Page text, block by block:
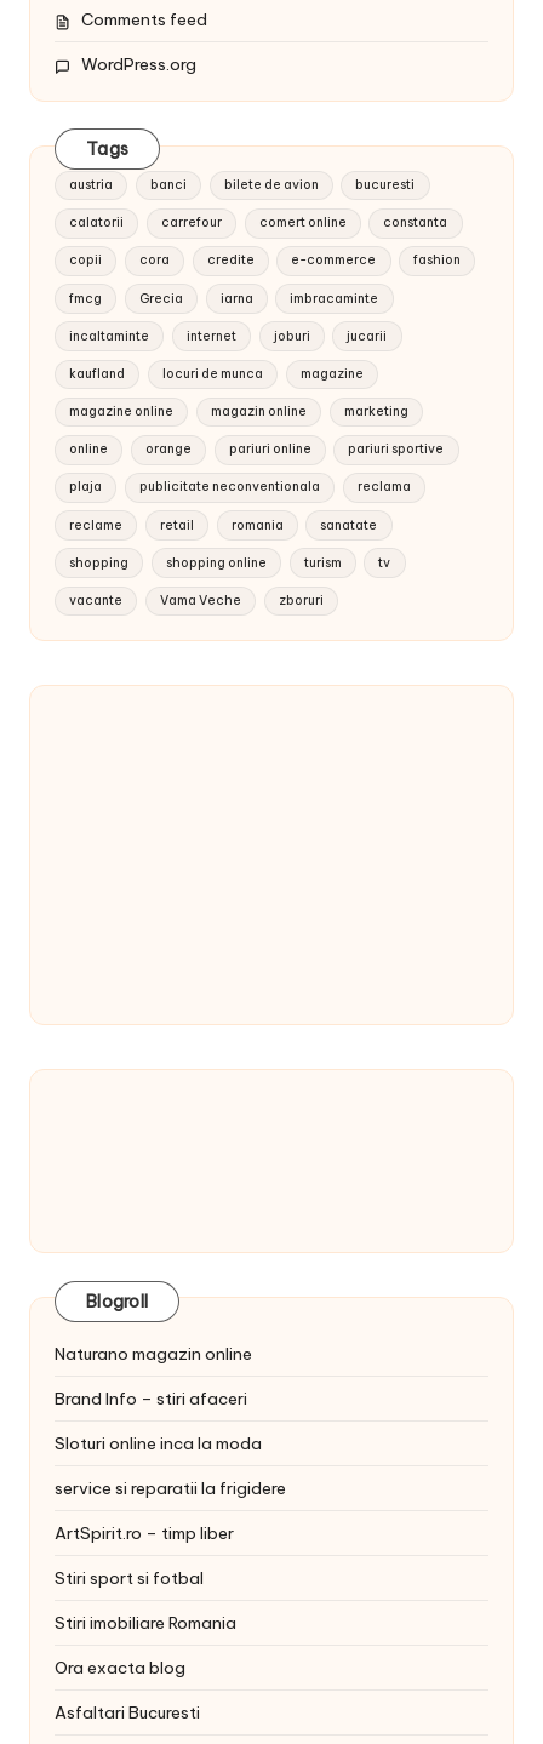
Comments feed
WordPress.org
Tags
austria banci bilete de avion bucuresti
calatorii carrefour comert online constanta
copii cora credite e-commerce fashion
fmcg Grecia iarna imbracaminte
incaltaminte internet joburi jucarii
kaufland locuri de munca magazine
magazine online magazin online marketing
online orange pariuri online pariuri sportive
plaja publicitate neconventionala reclama
reclame retail romania sanatate
shopping shopping online turism tv
vacante Vama Veche zboruri
Blogroll
Naturano magazin online
Brand Info – stiri afaceri
Sloturi online inca la moda
service si reparatii la frigidere
ArtSpirit.ro – timp liber
Stiri sport si fotbal
Stiri imobiliare Romania
Ora exacta blog
Asfaltari Bucuresti